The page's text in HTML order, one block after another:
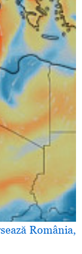
România,